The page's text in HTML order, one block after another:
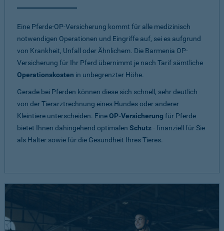
Eine Pferde-OP-Versicherung kommt für alle medizinisch
notwendigen Operationen und Eingriffe auf, sei es aufgrund
von Krankheit, Unfall oder Ähnlichem. Die Barmenia OP-
Versicherung für Ihr Pferd übernimmt je nach Tarif sämtliche
Operationskosten in unbegrenzter Höhe.
Gerade bei Pferden können diese sich schnell, sehr deutlich
von der Tierarztrechnung eines Hundes oder anderer
Kleintiere unterscheiden. EineOP-Versicherung für Pferde
bietet Ihnen dahingehend optimalen Schutz- finanziell für Sie
als Halter sowie für die Gesundheit Ihres Tieres.